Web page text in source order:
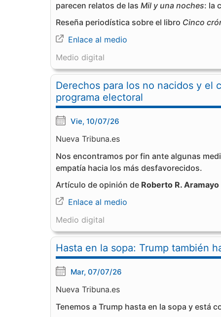
parecen relatos de las Mil y una noches: la
Reseña periodística sobre el libro Cinco
Enlace al medio
Medio digital
Derechos para los no nacidos y el
programa electoral
Vie, 10/07/26
Nueva Tribuna.es
Nos encontramos por fin ante algunas
empatía hacia los más desfavorecidos.
Artículo de opinión de Roberto R. Aramayo
Enlace al medio
Medio digital
Hasta en la sopa: Trump también
Mar, 07/07/26
Nueva Tribuna.es
Tenemos a Trump hasta en la sopa y está